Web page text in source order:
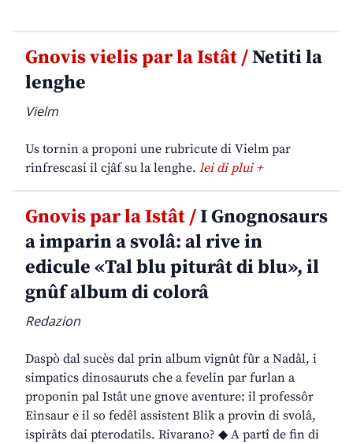
Gnovis vielis par la Istât /Netiti la
lenghe
Vielm
Us tornin a proponi une rubricute di Vielm par
rinfrescasi il cjâf su la lenghe. lei di plui +
Gnovis par la Istât /I Gnognosaurs
a imparin a svolâ: al rive in
edicule «Tal blu piturât di blu», il
gnûf album di colorâ
Redazion
Daspò dal sucès dal prin album vignût fûr a Nadâl, i
simpatics dinosauruts che a fevelin par furlan a
proponin pal Istât une gnove aventure: il professôr
Einsaur e il so fedêl assistent Blik a provin di svolâ,
ispirâts dai pterodatils. Rivarano? ◆ A partî de fin di